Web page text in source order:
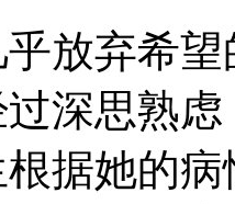
放弃希
深思熟
据她的